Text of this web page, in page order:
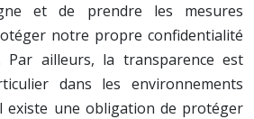
et de prendre les mesures
notre propre confidentialité
Par ailleurs, la transparence est
dans les environnements
existe une obligation de protéger